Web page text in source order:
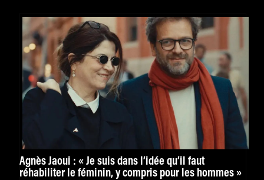
Agnès Jaoui : « Je suis dans l’idée qu’il faut
réhabiliter le féminin, y compris pour les hommes »